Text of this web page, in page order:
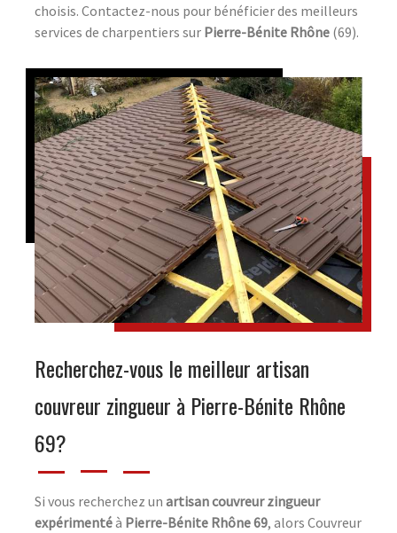
choisis. Contactez-nous pour bénéficier des meilleurs
services de charpentiers sur Pierre-Bénite Rhône (69).
Recherchez-vous le meilleur artisan
couvreur zingueur à Pierre-Bénite Rhône
69?
Si vous recherchez un artisan couvreur zingueur
expérimentéà Pierre-Bénite Rhône 69, alors Couvreur